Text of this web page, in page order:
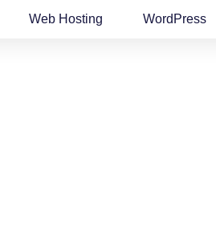
Web Hosting WordPress